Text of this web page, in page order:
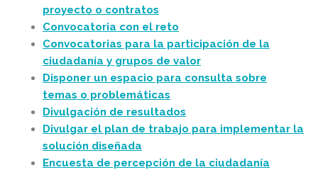
proyecto o contratos
Convocatoria con el reto
Convocatorias para la participación de la
ciudadanía y grupos de valor
Disponer un espacio para consulta sobre
temas o problemáticas
Divulgación de resultados
Divulgar el plan de trabajo para implementar la
solución diseñada
Encuesta de percepción de la ciudadanía